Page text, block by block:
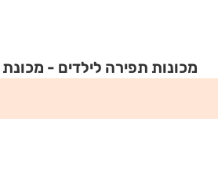
מכונות תפירה לילדים -